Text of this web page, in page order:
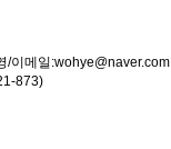
/이메일:wohye@naver.com
873)